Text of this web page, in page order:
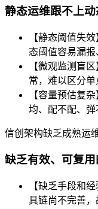
静态运维跟不上
【静态阈值失
态阈值容易漏报
【微观监测盲
常，难以区分单
【容量预估复
均、配不配、弹
信创架构缺乏成熟运
缺乏有效、可复
【缺乏手段和
具链尚不完善，